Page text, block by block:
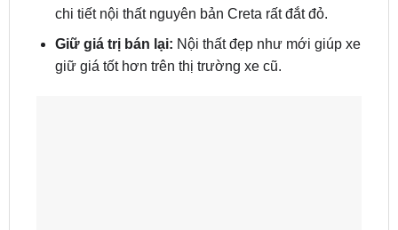
chi tiết nội thất nguyên bản Creta rất đắt đỏ.
Giữ giá trị bán lại: Nội thất đẹp như mới giúp xe
giữ giá tốt hơn trên thị trường xe cũ.